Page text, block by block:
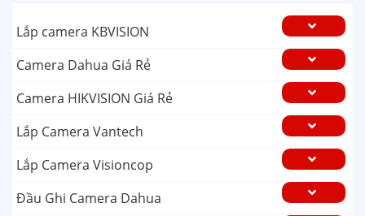
Lắp camera KBVISION
Camera Dahua Giá Rẻ
Camera HIKVISION Giá Rẻ
Lắp Camera Vantech
Lắp Camera Visioncop
Đầu Ghi Camera Dahua